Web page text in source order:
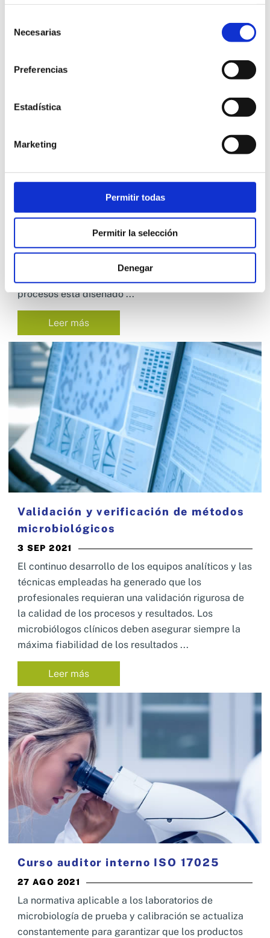
Necesarias
Preferencias
Estadística
Marketing
Permitir todas
Permitir la selección
Denegar
El control de calidad en el laboratorio alimentario es
un método indispensable para mantener bajo
control los procesos, actuar sobre las posibles
deficiencias detectadas y asegurar la precisión de
procesos está diseñado ...
Leer más
Validación y verificación de métodos
microbiológicos
3 SEP 2021
El continuo desarrollo de los equipos analíticos y las
técnicas empleadas ha generado que los
profesionales requieran una validación rigurosa de
la calidad de los procesos y resultados. Los
microbiólogos clínicos deben asegurar siempre la
máxima fiabilidad de los resultados ...
Leer más
Curso auditor interno ISO 17025
27 AGO 2021
La normativa aplicable a los laboratorios de
microbiología de prueba y calibración se actualiza
constantemente para garantizar que los productos